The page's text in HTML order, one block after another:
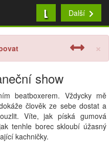
L Další
×
show
beatboxerem. Vždycky mě
člověk ze sebe dostat a
Víte, jak píská gumová
tenhle borec skloubí úžasný
kachničky.